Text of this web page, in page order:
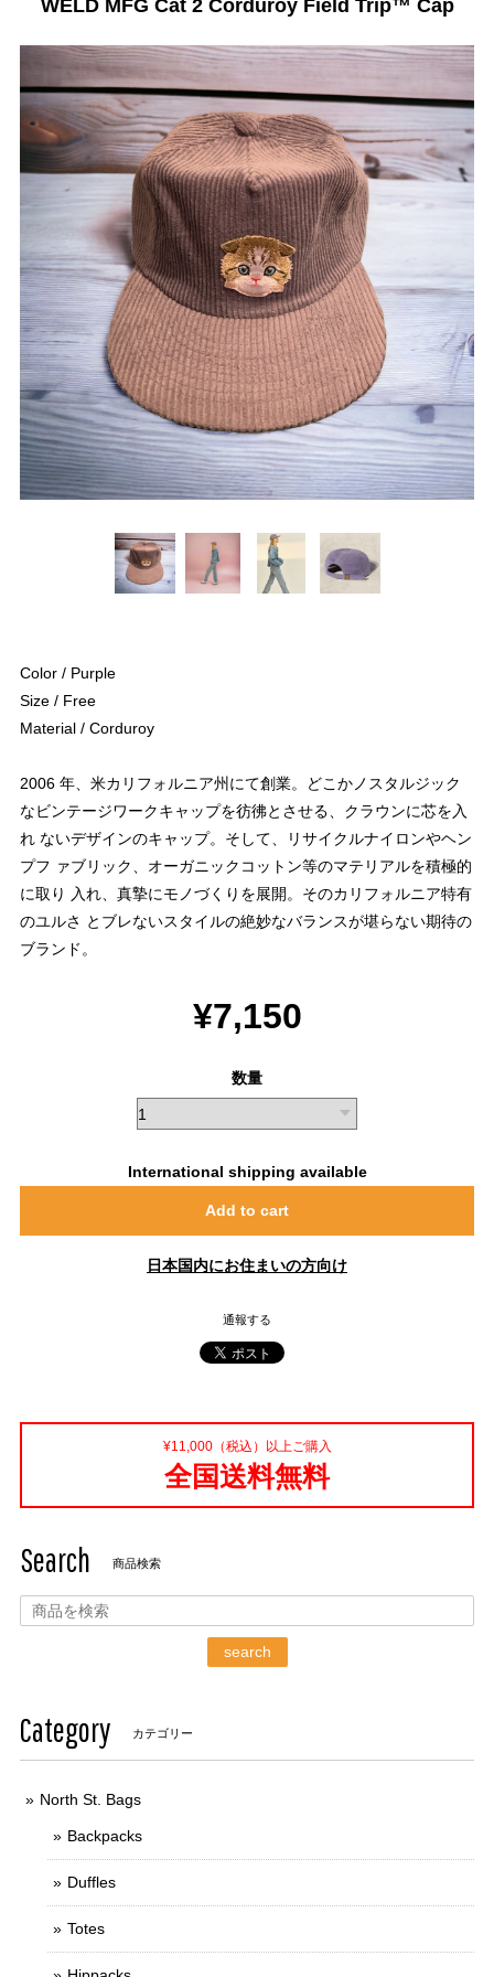
WELD MFG Cat 2 Corduroy Field Trip™️ Cap
Color / Purple
Size / Free
Material / Corduroy
2006 年、米カリフォルニア州にて創業。どこかノスタルジック
なビンテージワークキャップを彷彿とさせる、クラウンに芯を入
れ ないデザインのキャップ。そして、リサイクルナイロンやヘン
プフ ァブリック、オーガニックコットン等のマテリアルを積極的
に取り 入れ、真摯にモノづくりを展開。そのカリフォルニア特有
のユルさ とブレないスタイルの絶妙なバランスが堪らない期待の
ブランド。
¥7,150
数量
International shipping available
Add to cart
日本国内にお住まいの方向け
通報する
¥11,000（税込）以上ご購入
全国送料無料
Search 商品検索
search
Category カテゴリー
North St. Bags
Backpacks
Duffles
Totes